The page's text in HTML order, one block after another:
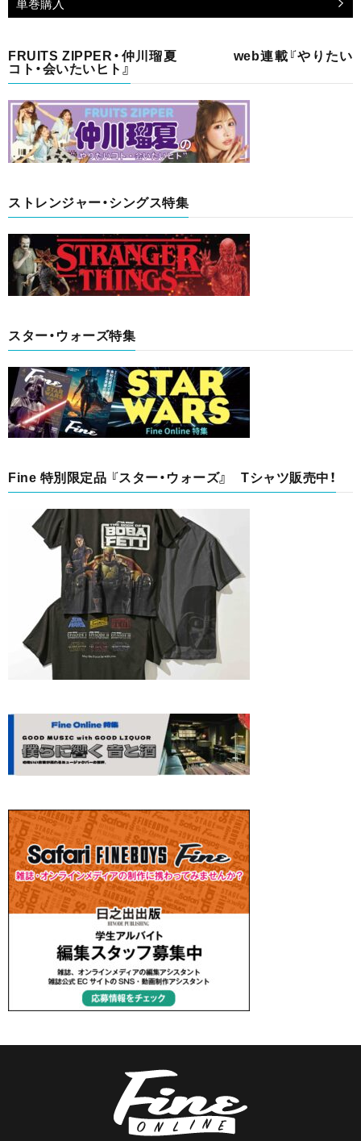
単巻購入
FRUITS ZIPPER・仲川瑠夏 web連載『やりたい
コト・会いたいヒト』
ストレンジャー・シングス特集
スター・ウォーズ特集
Fine 特別限定品 『スター・ウォーズ』 Tシャツ販売中！